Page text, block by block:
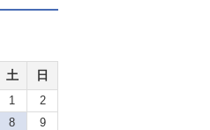
土 日
1
2
8
9